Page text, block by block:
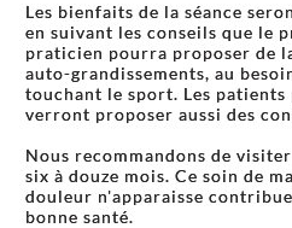
Les bienfaits de la séance
en suivant les conseils que le
praticien pourra proposer de
auto-grandissements, au
touchant le sport. Les
verront proposer aussi des
Nous recommandons de
six à douze mois. Ce soin de
douleur n'apparaisse
bonne santé.